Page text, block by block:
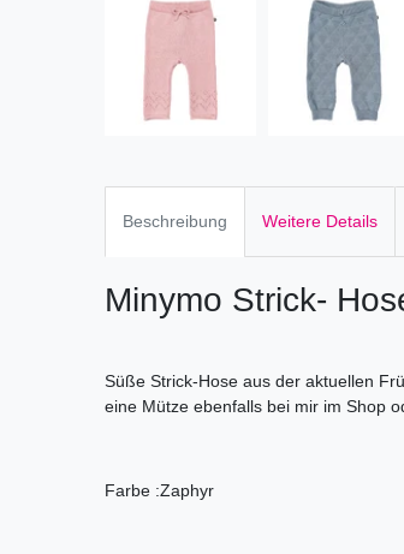
Beschreibung Weitere Details
Minymo Strick-
Süße Strick-Hose aus der aktuellen
eine Mütze ebenfalls bei mir im Shop
Farbe :Zaphyr